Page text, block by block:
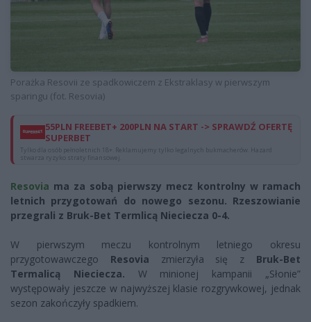
Porażka Resovii ze spadkowiczem z Ekstraklasy w pierwszym
sparingu (fot. Resovia)
55PLN FREEBET+ 200PLN NA START -> SPRAWDŹ OFERTĘ
SUPERBET
Tylko dla osób pełnoletnich 18+. Reklamujemy tylko legalnych bukmacherów. Hazard
stwarza ryzyko straty finansowej.
Resovia ma za sobą pierwszy mecz kontrolny w ramach
letnich przygotowań do nowego sezonu. Rzeszowianie
przegrali z Bruk-Bet Termlicą Nieciecza 0-4.
W pierwszym meczu kontrolnym letniego okresu
przygotowawczego Resovia zmierzyła się z Bruk-Bet
Termalicą Nieciecza. W minionej kampanii „Słonie”
występowały jeszcze w najwyższej klasie rozgrywkowej, jednak
sezon zakończyły spadkiem.